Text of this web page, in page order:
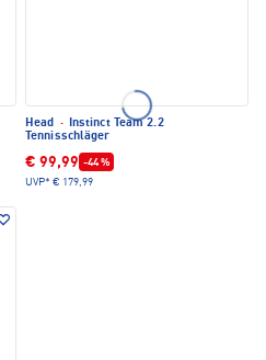
Head · Instinct Team 2.2
Tennisschläger
€ 99,99 -44 %
UVP* € 179,99